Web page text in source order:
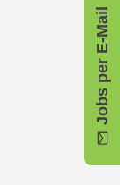
Jobs per E-Mail